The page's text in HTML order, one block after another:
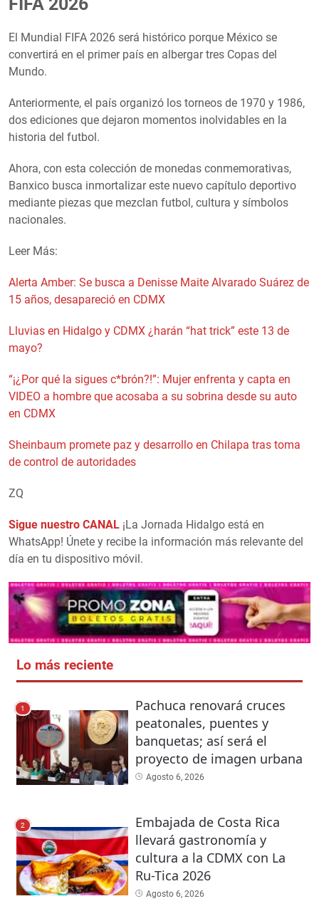
El Mundial FIFA 2026 será histórico porque México se
convertirá en el primer país en albergar tres Copas del
Mundo.
Anteriormente, el país organizó los torneos de 1970 y 1986,
dos ediciones que dejaron momentos inolvidables en la
historia del futbol.
Ahora, con esta colección de monedas conmemorativas,
Banxico busca inmortalizar este nuevo capítulo deportivo
mediante piezas que mezclan futbol, cultura y símbolos
nacionales.
Leer Más:
Alerta Amber: Se busca a Denisse Maite Alvarado Suárez de
15 años, desapareció en CDMX
Lluvias en Hidalgo y CDMX ¿harán “hat trick” este 13 de
mayo?
“¡¿Por qué la sigues c*brón?!”: Mujer enfrenta y capta en
VIDEO a hombre que acosaba a su sobrina desde su auto
en CDMX
Sheinbaum promete paz y desarrollo en Chilapa tras toma
de control de autoridades
ZQ
Sigue nuestro CANAL ¡La Jornada Hidalgo está en
WhatsApp! Únete y recibe la información más relevante del
día en tu dispositivo móvil.
Lo más reciente
1
Pachuca renovará cruces
peatonales, puentes y
banquetas; así será el
proyecto de imagen urbana
Agosto 6, 2026
2
Embajada de Costa Rica
llevará gastronomía y
cultura a la CDMX con La
Ru-Tica 2026
Agosto 6, 2026